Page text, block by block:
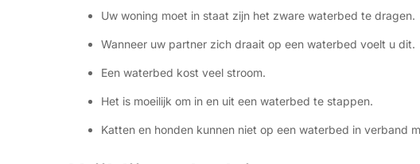
Uw woning moet in staat zijn het zware waterbed te dragen.
Wanneer uw partner zich draait op een waterbed voelt u dit.
Een waterbed kost veel stroom.
Het is moeilijk om in en uit een waterbed te stappen.
Katten en honden kunnen niet op een waterbed in verband